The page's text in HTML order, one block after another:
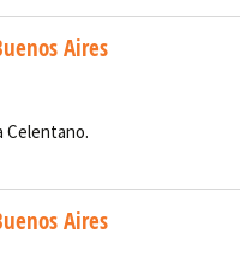
Aires
Celentano.
Aires